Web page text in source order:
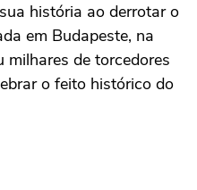
história ao derrotar o
em Budapeste, na
de torcedores
o feito histórico do